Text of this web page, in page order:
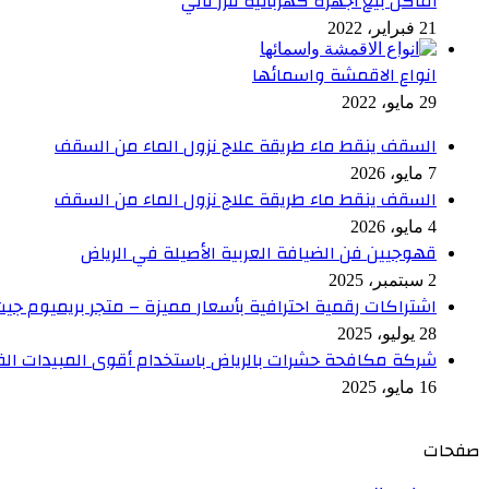
21 فبراير، 2022
انواع الاقمشة واسمائها
29 مايو، 2022
السقف ينقط ماء طريقة علاج نزول الماء من السقف
7 مايو، 2026
السقف ينقط ماء طريقة علاج نزول الماء من السقف
4 مايو، 2026
قهوجيين فن الضيافة العربية الأصيلة في الرياض
2 سبتمبر، 2025
اشتراكات رقمية احترافية بأسعار مميزة – متجر بريميوم
28 يوليو، 2025
شركة مكافحة حشرات بالرياض باستخدام أقوى المبيدات
16 مايو، 2025
صفحات